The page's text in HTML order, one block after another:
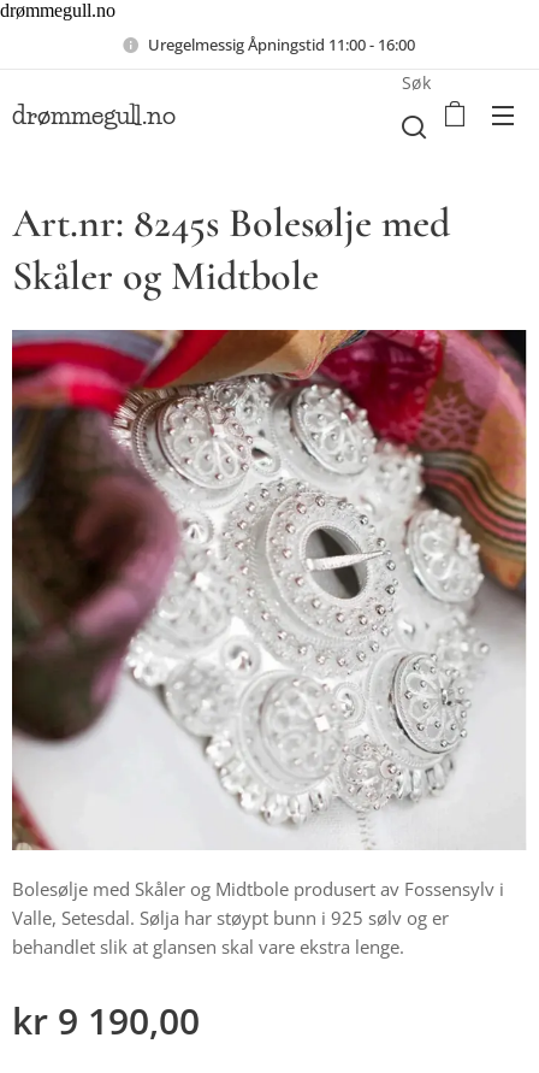
drømmegull.no
Uregelmessig Åpningstid 11:00 - 16:00
drømmegull.no
Søk
Art.nr: 8245s Bolesølje med
Skåler og Midtbole
Bolesølje med Skåler og Midtbole produsert av Fossensylv i
Valle, Setesdal. Sølja har støypt bunn i 925 sølv og er
behandlet slik at glansen skal vare ekstra lenge.
kr 9 190,00